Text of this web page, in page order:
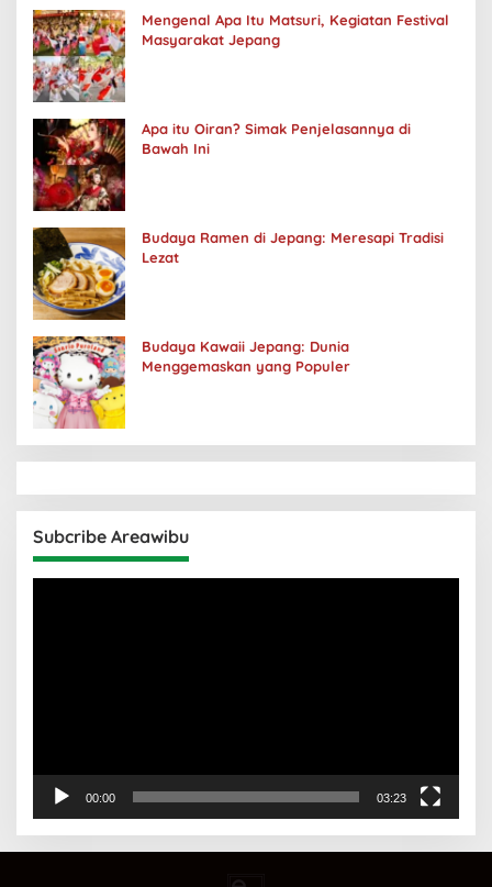
Mengenal Apa Itu Matsuri, Kegiatan Festival
Masyarakat Jepang
Apa itu Oiran? Simak Penjelasannya di
Bawah Ini
Budaya Ramen di Jepang: Meresapi Tradisi
Lezat
Budaya Kawaii Jepang: Dunia
Menggemaskan yang Populer
Subcribe Areawibu
00:00 03:23